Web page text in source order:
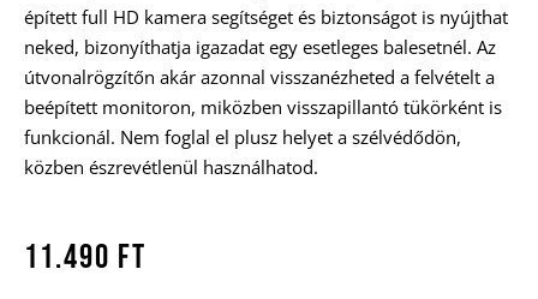
épített full HD kamera segítséget és biztonságot is nyújthat
neked, bizonyíthatja igazadat egy esetleges balesetnél. Az
útvonalrögzítőn akár azonnal visszanézheted a felvételt a
beépített monitoron, miközben visszapillantó tükörként is
funkcionál. Nem foglal el plusz helyet a szélvédődön,
közben észrevétlenül használhatod.
11.490 Ft